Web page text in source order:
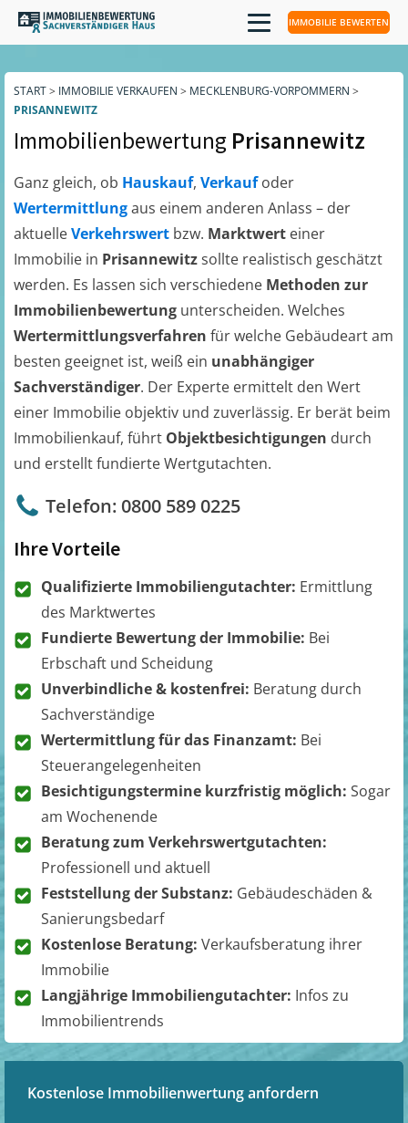
IMMOBILIE BEWERTEN
START> IMMOBILIE VERKAUFEN > MECKLENBURG-VORPOMMERN >
PRISANNEWITZ
Immobilienbewertung Prisannewitz
Ganz gleich, ob Hauskauf, Verkaufoder
Wertermittlungaus einem anderen Anlass – der
aktuelleVerkehrswert bzw. Marktwert einer
Immobilie in Prisannewitzsollte realistisch geschätzt
werden. Es lassen sich verschiedene Methoden zur
Immobilienbewertung unterscheiden. Welches
Wertermittlungsverfahren für welche Gebäudeart am
besten geeignet ist, weiß ein unabhängiger
Sachverständiger. Der Experte ermittelt den Wert
einer Immobilie objektiv und zuverlässig. Er berät beim
Immobilienkauf, führt Objektbesichtigungen durch
und erstellt fundierte Wertgutachten.
Telefon: 0800 589 0225
Ihre Vorteile
Qualifizierte Immobiliengutachter: Ermittlung
des Marktwertes
Fundierte Bewertung der Immobilie: Bei
Erbschaft und Scheidung
Unverbindliche & kostenfrei: Beratung durch
Sachverständige
Wertermittlung für das Finanzamt: Bei
Steuerangelegenheiten
Besichtigungstermine kurzfristig möglich: Sogar
am Wochenende
Beratung zum Verkehrswertgutachten:
Professionell und aktuell
Feststellung der Substanz: Gebäudeschäden &
Sanierungsbedarf
Kostenlose Beratung: Verkaufsberatung ihrer
Immobilie
Langjährige Immobiliengutachter: Infos zu
Immobilientrends
Kostenlose Immobilienwertung anfordern